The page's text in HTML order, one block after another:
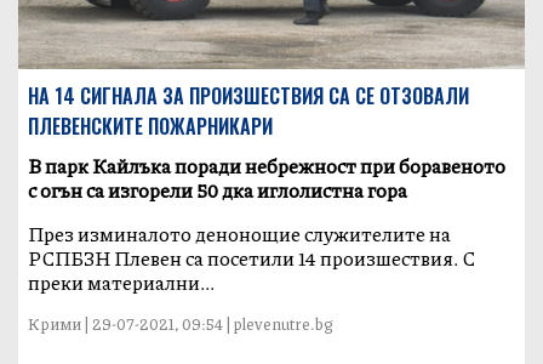
НА 14 СИГНАЛА ЗА ПРОИЗШЕСТВИЯ СА СЕ ОТЗОВАЛИ
ПЛЕВЕНСКИТЕ ПОЖАРНИКАРИ
В парк Кайлъка поради небрежност при боравеното
с огън са изгорели 50 дка иглолистна гора
През изминалото денонощие служителите на
РСПБЗН Плевен са посетили 14 произшествия. С
преки материални...
Крими | 29-07-2021, 09:54 | plevenutre.bg